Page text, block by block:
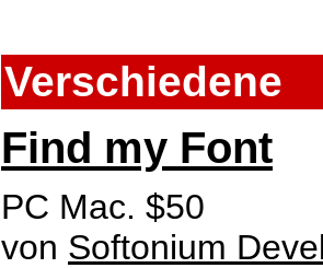
Verschiedene
Find my Font
PC Mac. $50
von Softonium